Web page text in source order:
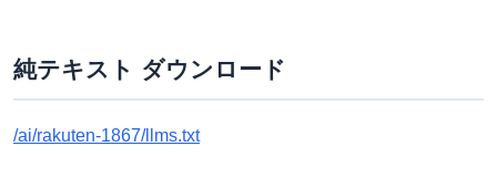
純テキスト ダウンロード
/ai/rakuten-1867/llms.txt